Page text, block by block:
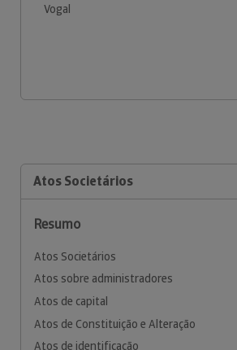
Vogal
Atos Societários
Resumo
Atos Societários
Atos sobre administradores
Atos de capital
Atos de Constituição e Alteração
Atos de identificação